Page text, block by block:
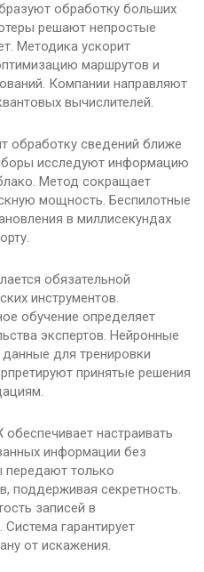
обработку больших
решают непростые
Методика ускорит
маршрутов и
Компании направляют
вычислителей.
обработку сведений ближе
исследуют информацию
Метод сокращает
мощность. Беспилотные
в миллисекундах
обязательной
инструментов.
обучение определяет
экспертов. Нейронные
для тренировки
принятые решения
настраивать
информации без
передают только
поддерживая секретность.
записей в
гарантирует
от искажения.